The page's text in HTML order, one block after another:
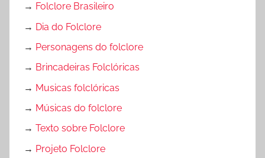
→ Folclore Brasileiro
→ Dia do Folclore
→ Personagens do folclore
→ Brincadeiras Folclóricas
→ Musicas folclóricas
→ Músicas do folclore
→ Texto sobre Folclore
→ Projeto Folclore